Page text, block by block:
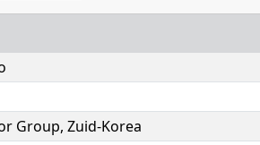
Group, Zuid-Korea